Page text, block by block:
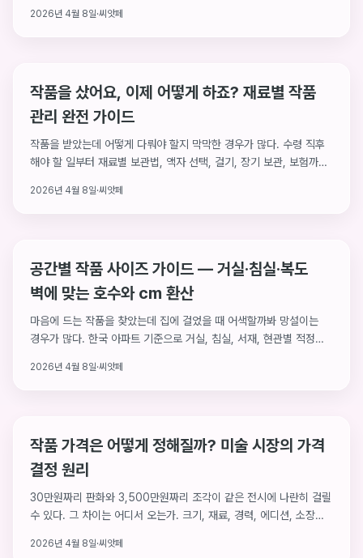
하나 있다.
2026년 4월 8일·씨앗페
작품을 샀어요, 이제 어떻게 하죠? 재료별 작품
관리 완전 가이드
작품을 받았는데 어떻게 다뤄야 할지 막막한 경우가 많다. 수령 직후
해야 할 일부터 재료별 보관법, 액자 선택, 걸기, 장기 보관, 보험까지
2026년 4월 8일·씨앗페
공간별 작품 사이즈 가이드 — 거실·침실·복도
벽에 맞는 호수와 cm 환산
마음에 드는 작품을 찾았는데 집에 걸었을 때 어색할까봐 망설이는
경우가 많다. 한국 아파트 기준으로 거실, 침실, 서재, 현관별 적정
2026년 4월 8일·씨앗페
작품 가격은 어떻게 정해질까? 미술 시장의 가격
결정 원리
30만원짜리 판화와 3,500만원짜리 조각이 같은 전시에 나란히 걸릴
수 있다. 그 차이는 어디서 오는가. 크기, 재료, 경력, 에디션, 소장
분석한다.
2026년 4월 8일·씨앗페